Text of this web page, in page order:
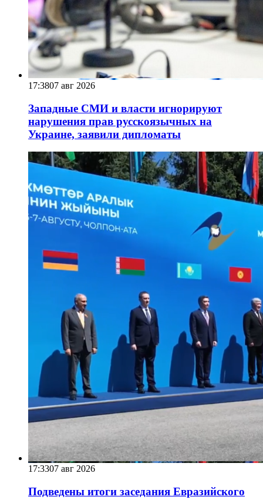
17:3807 авг 2026
Западные СМИ и власти игнорируют
нарушения прав русскоязычных на
Украине, заявили дипломаты
17:3307 авг 2026
Подведены итоги заседания Евразийского